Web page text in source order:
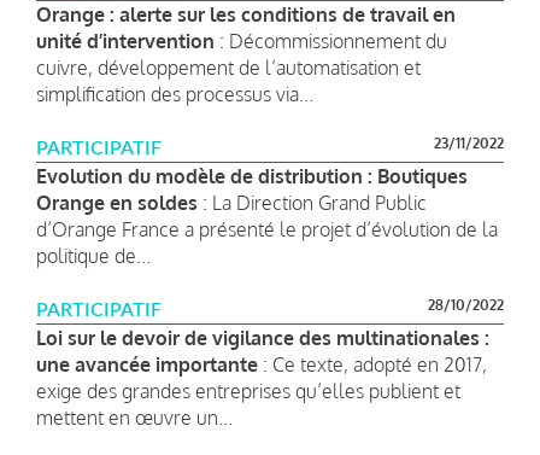
Orange : alerte sur les conditions de travail en
unité d’intervention : Décommissionnement du
cuivre, développement de l’automatisation et
simplification des processus via...
PARTICIPATIF 23/11/2022
Evolution du modèle de distribution : Boutiques
Orange en soldes : La Direction Grand Public
d’Orange France a présenté le projet d’évolution de la
politique de...
PARTICIPATIF 28/10/2022
Loi sur le devoir de vigilance des multinationales :
une avancée importante : Ce texte, adopté en 2017,
exige des grandes entreprises qu’elles publient et
mettent en œuvre un...